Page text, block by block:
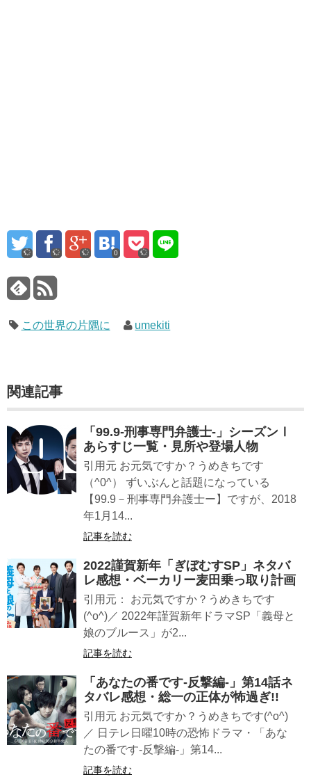
0
この世界の片隅に umekiti
関連記事
「99.9-刑事専門弁護士-」シーズンⅠ
あらすじ一覧・見所や登場人物
引用元 お元気ですか？うめきちです
（^0^） ずいぶんと話題になっている
【99.9－刑事専門弁護士ー】ですが、2018
年1月14...
記事を読む
2022謹賀新年「ぎぼむすSP」ネタバ
レ感想・ベーカリー麦田乗っ取り計画
引用元： お元気ですか？うめきちです
(^o^)／ 2022年謹賀新年ドラマSP「義母と
娘のブルース」が2...
記事を読む
「あなたの番です-反撃編-」第14話ネ
タバレ感想・総一の正体が怖過ぎ!!
引用元 お元気ですか？うめきちです(^o^)
／ 日テレ日曜10時の恐怖ドラマ・「あな
たの番です-反撃編-」第14...
記事を読む